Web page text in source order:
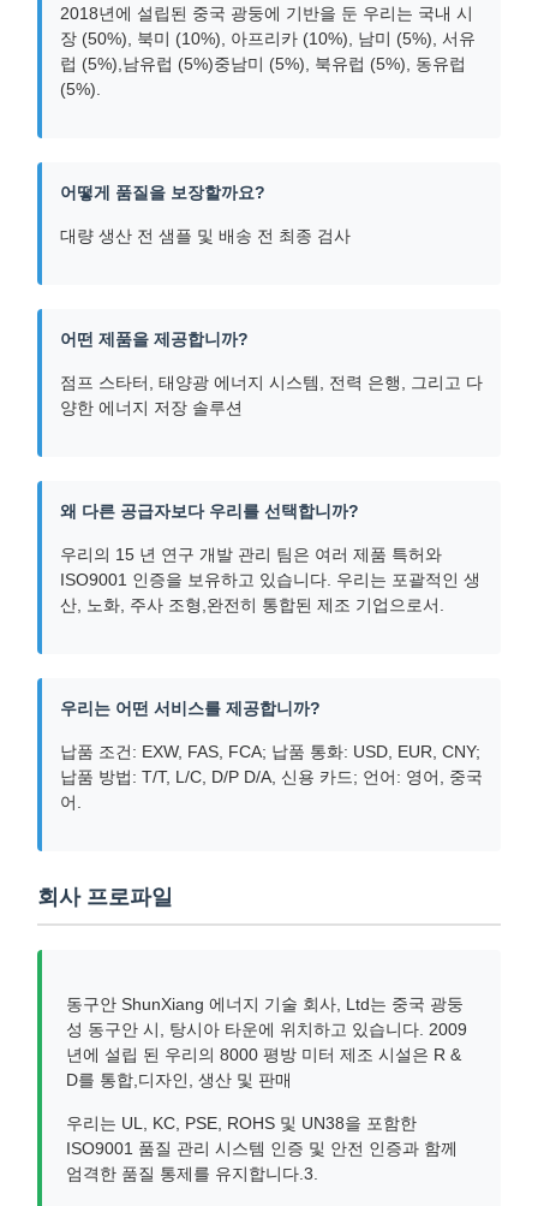
2018년에 설립된 중국 광둥에 기반을 둔 우리는 국내 시
장 (50%), 북미 (10%), 아프리카 (10%), 남미 (5%), 서유
럽 (5%),남유럽 (5%)중남미 (5%), 북유럽 (5%), 동유럽
(5%).
어떻게 품질을 보장할까요?
대량 생산 전 샘플 및 배송 전 최종 검사
어떤 제품을 제공합니까?
점프 스타터, 태양광 에너지 시스템, 전력 은행, 그리고 다
양한 에너지 저장 솔루션
왜 다른 공급자보다 우리를 선택합니까?
우리의 15 년 연구 개발 관리 팀은 여러 제품 특허와
ISO9001 인증을 보유하고 있습니다. 우리는 포괄적인 생
산, 노화, 주사 조형,완전히 통합된 제조 기업으로서.
우리는 어떤 서비스를 제공합니까?
납품 조건: EXW, FAS, FCA; 납품 통화: USD, EUR, CNY;
납품 방법: T/T, L/C, D/P D/A, 신용 카드; 언어: 영어, 중국
어.
회사 프로파일
동구안 ShunXiang 에너지 기술 회사, Ltd는 중국 광둥
성 동구안 시, 탕시아 타운에 위치하고 있습니다. 2009
년에 설립 된 우리의 8000 평방 미터 제조 시설은 R &
D를 통합,디자인, 생산 및 판매
우리는 UL, KC, PSE, ROHS 및 UN38을 포함한
ISO9001 품질 관리 시스템 인증 및 안전 인증과 함께
엄격한 품질 통제를 유지합니다.3.